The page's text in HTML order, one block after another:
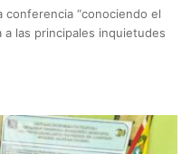
conferencia “conociendo el
a las principales inquietudes